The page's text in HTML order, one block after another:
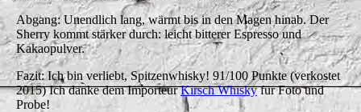
Abgang: Unendlich lang, wärmt bis in den Magen hinab. Der
Sherry kommt stärker durch: leicht bitterer Espresso und
Kakaopulver.
Fazit: Ich bin verliebt, Spitzenwhisky! 91/100 Punkte (verkostet
2015) Ich danke dem ImporteurKirsch Whiskyfür Foto und
Probe!